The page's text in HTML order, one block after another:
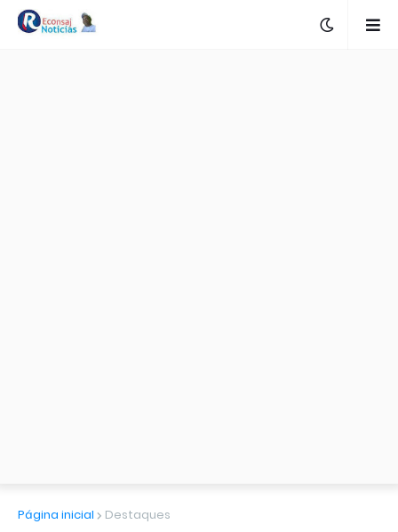
Página inicial Destaques